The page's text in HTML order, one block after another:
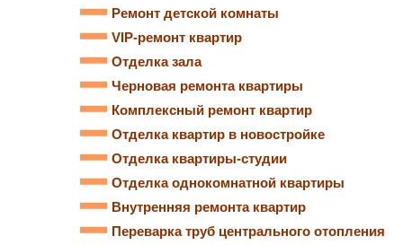
Ремонт детской комнаты
VIP-ремонт квартир
Отделка зала
Черновая ремонта квартиры
Комплексный ремонт квартир
Отделка квартир в новостройке
Отделка квартиры-студии
Отделка однокомнатной квартиры
Внутренняя ремонта квартир
Переварка труб центрального отопления